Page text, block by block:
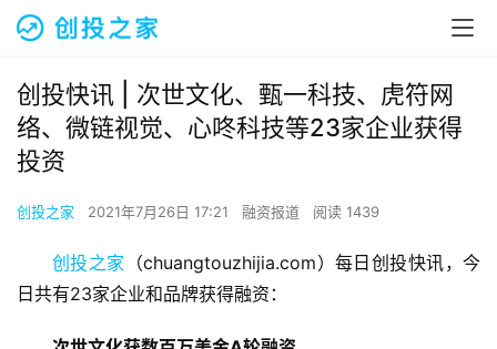
创投快讯 | 次世文化、​甄一科技、虎符网
络、微链视觉、心咚科技等23家企业获得
投资
创投之家 2021年7月26日 17:21 融资报道 阅读 1439
创投之家 （chuangtouzhijia.com）每日创投快讯，今
日共有23家企业和品牌获得融资：